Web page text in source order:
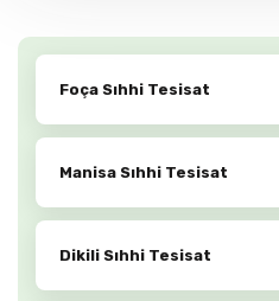
Foça Sıhhi Tesisat
Manisa Sıhhi Tesisat
Dikili Sıhhi Tesisat